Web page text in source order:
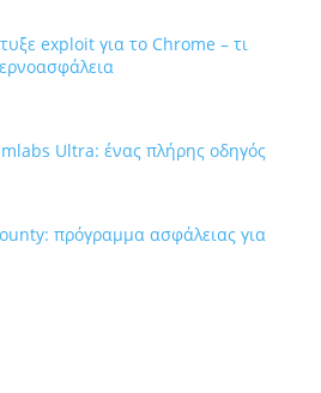
exploit για το Chrome – τι
Ultra: ένας πλήρης οδηγός
πρόγραμμα ασφάλειας για